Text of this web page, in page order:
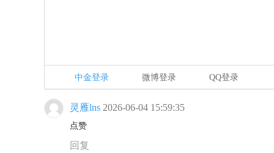
中金登录 微博登录 QQ登录
灵雁lns 2026-06-04 15:59:35
点赞
回复